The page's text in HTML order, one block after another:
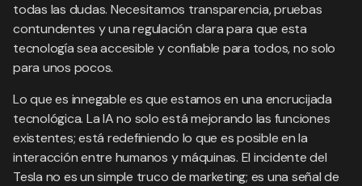
todas las dudas. Necesitamos transparencia, pruebas
contundentes y una regulación clara para que esta
tecnología sea accesible y confiable para todos, no solo
para unos pocos.
Lo que es innegable es que estamos en una encrucijada
tecnológica. La IA no solo está mejorando las funciones
existentes; está redefiniendo lo que es posible en la
interacción entre humanos y máquinas. El incidente del
Tesla no es un simple truco de marketing; es una señal de